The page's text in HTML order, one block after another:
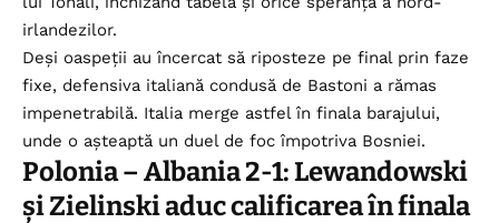
irlandezilor.
Deși oaspeții au încercat să riposteze pe final prin faze
fixe, defensiva italiană condusă de Bastoni a rămas
impenetrabilă. Italia merge astfel în finala barajului,
unde o așteaptă un duel de foc împotriva Bosniei.
Polonia – Albania 2-1: Lewandowski
și Zielinski aduc calificarea în finala